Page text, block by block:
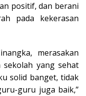
positif, dan berani
pada kekerasan
merasakan
yang sehat
solid banget, tidak
guru juga baik,”